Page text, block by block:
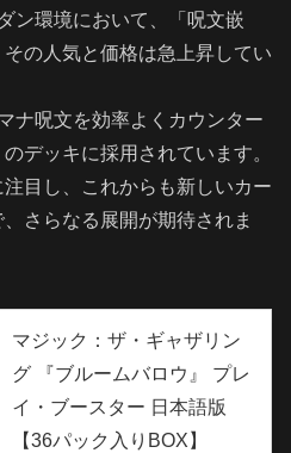
ン環境において、「呪文嵌
の人気と価格は急上昇してい
ナ呪文を効率よくカウンター
デッキに採用されています。
目し、これからも新しいカー
さらなる展開が期待されま
マジック：ザ・ギャザリン
グ 『ブルームバロウ』 プレ
イ・ブースター 日本語版
【36パック入りBOX】